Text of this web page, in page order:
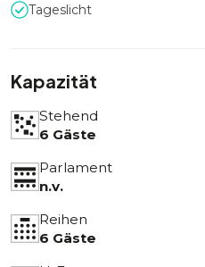
Tageslicht
Kapazität
Stehend
6 Gäste
Parlament
n.v.
Reihen
6 Gäste